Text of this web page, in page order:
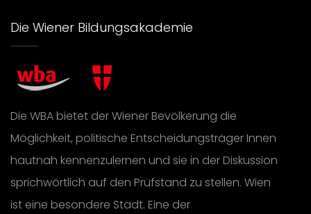
Die Wiener Bildungsakademie
Die WBA bietet der Wiener Bevölkerung die
Möglichkeit, politische Entscheidungsträger Innen
hautnah kennenzulernen und sie in der Diskussion
sprichwörtlich auf den Prüfstand zu stellen. Wien
ist eine besondere Stadt. Eine der